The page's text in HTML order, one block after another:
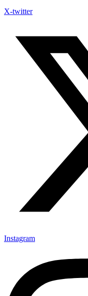
X-twitter
Instagram